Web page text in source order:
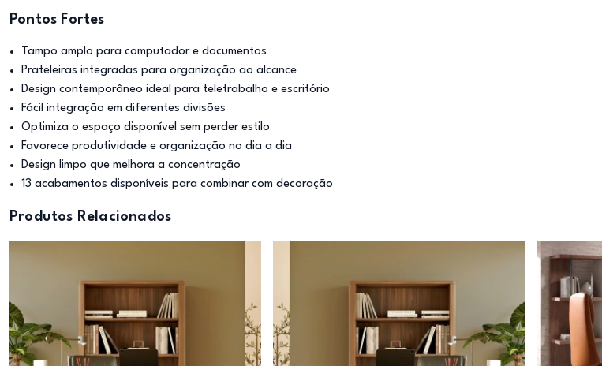
Pontos Fortes
Tampo amplo para computador e documentos
Prateleiras integradas para organização ao alcance
Design contemporâneo ideal para teletrabalho e escritório
Fácil integração em diferentes divisões
Optimiza o espaço disponível sem perder estilo
Favorece produtividade e organização no dia a dia
Design limpo que melhora a concentração
13 acabamentos disponíveis para combinar com decoração
Produtos Relacionados